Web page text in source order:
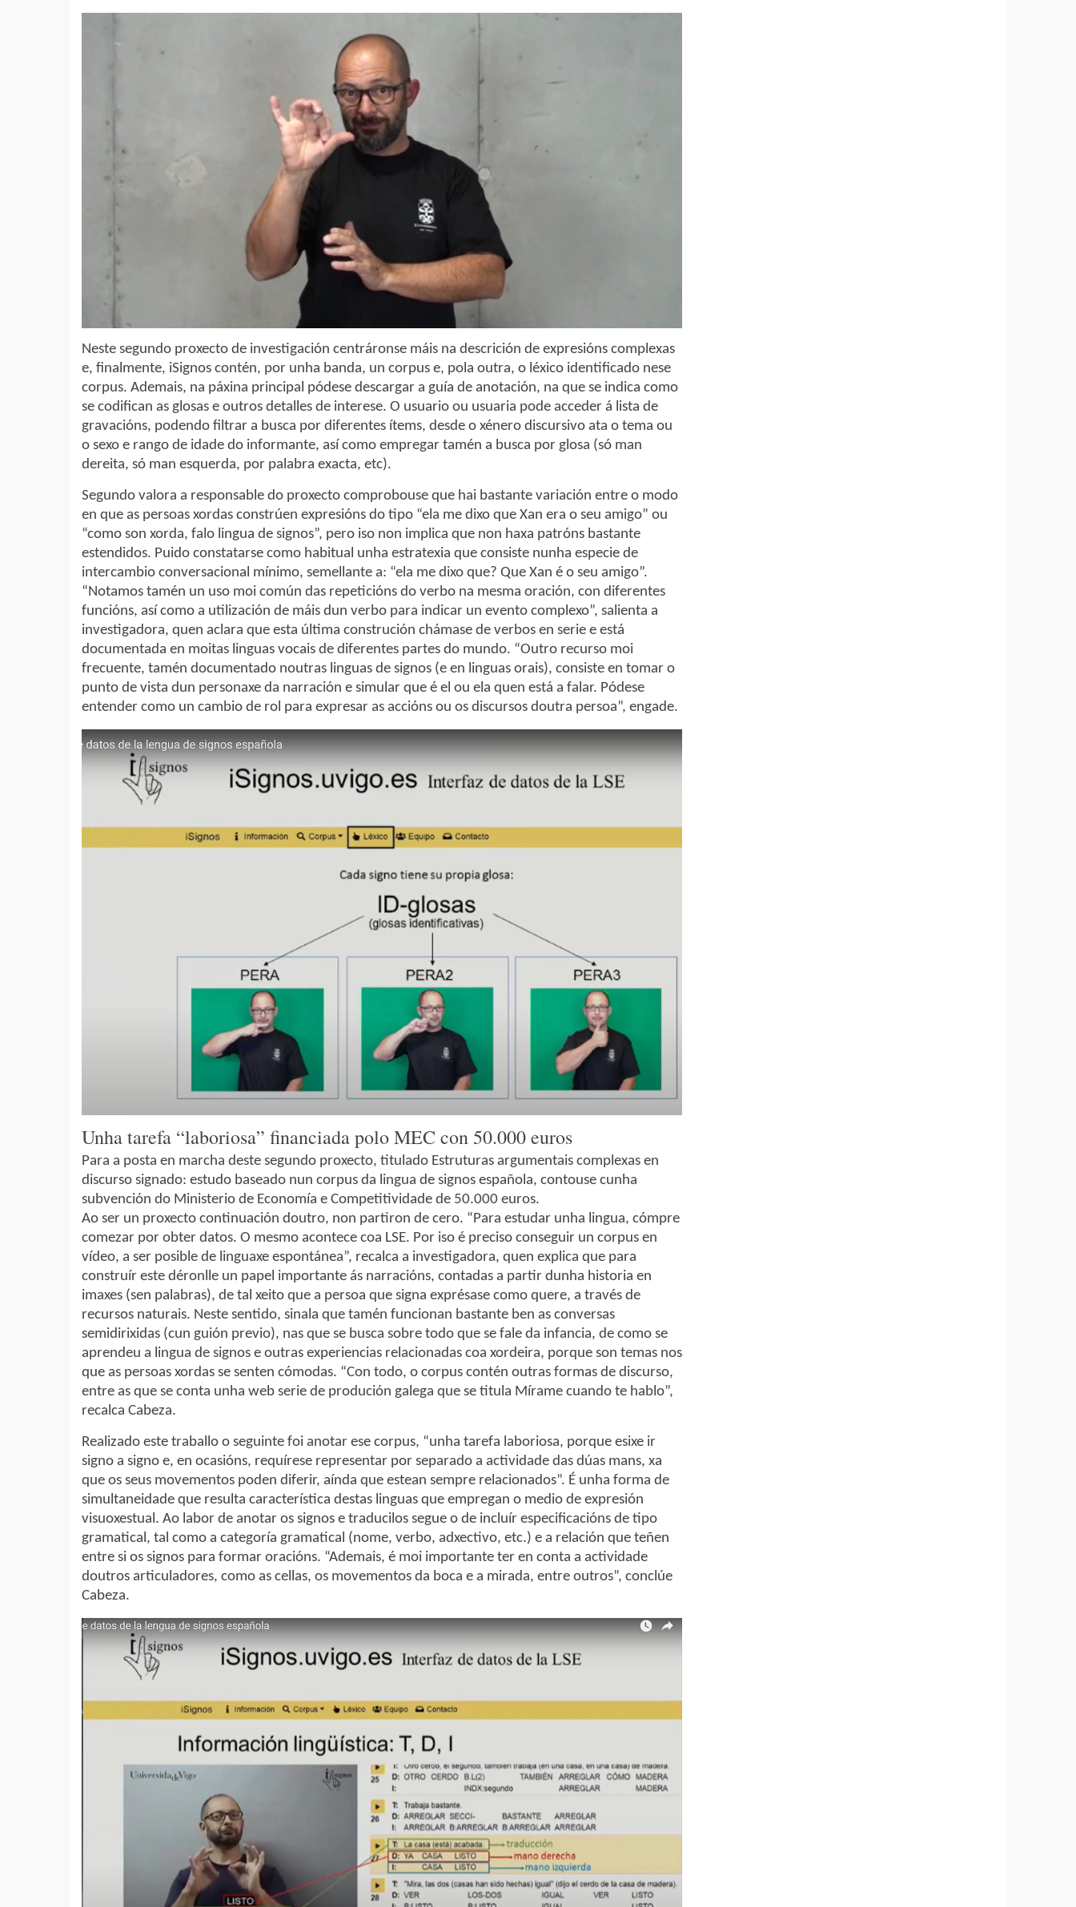
Neste segundo proxecto de investigación centráronse máis na descrición de expresións complexas
e, finalmente, iSignos contén, por unha banda, un corpus e, pola outra, o léxico identificado nese
corpus. Ademais, na páxina principal pódese descargar a guía de anotación, na que se indica como
se codifican as glosas e outros detalles de interese. O usuario ou usuaria pode acceder á lista de
gravacións, podendo filtrar a busca por diferentes ítems, desde o xénero discursivo ata o tema ou
o sexo e rango de idade do informante, así como empregar tamén a busca por glosa (só man
dereita, só man esquerda, por palabra exacta, etc).
Segundo valora a responsable do proxecto comprobouse que hai bastante variación entre o modo
en que as persoas xordas constrúen expresións do tipo “ela me dixo que Xan era o seu amigo” ou
“como son xorda, falo lingua de signos”, pero iso non implica que non haxa patróns bastante
estendidos. Puido constatarse como habitual unha estratexia que consiste nunha especie de
intercambio conversacional mínimo, semellante a: “ela me dixo que? Que Xan é o seu amigo”.
“Notamos tamén un uso moi común das repeticións do verbo na mesma oración, con diferentes
funcións, así como a utilización de máis dun verbo para indicar un evento complexo”, salienta a
investigadora, quen aclara que esta última construción chámase de verbos en serie e está
documentada en moitas linguas vocais de diferentes partes do mundo. “Outro recurso moi
frecuente, tamén documentado noutras linguas de signos (e en linguas orais), consiste en tomar o
punto de vista dun personaxe da narración e simular que é el ou ela quen está a falar. Pódese
entender como un cambio de rol para expresar as accións ou os discursos doutra persoa”, engade.
Unha tarefa “laboriosa” financiada polo MEC con 50.000 euros
Para a posta en marcha deste segundo proxecto, titulado Estruturas argumentais complexas en
discurso signado: estudo baseado nun corpus da lingua de signos española, contouse cunha
subvención do Ministerio de Economía e Competitividade de 50.000 euros.
Ao ser un proxecto continuación doutro, non partiron de cero. “Para estudar unha lingua, cómpre
comezar por obter datos. O mesmo acontece coa LSE. Por iso é preciso conseguir un corpus en
vídeo, a ser posible de linguaxe espontánea”, recalca a investigadora, quen explica que para
construír este déronlle un papel importante ás narracións, contadas a partir dunha historia en
imaxes (sen palabras), de tal xeito que a persoa que signa exprésase como quere, a través de
recursos naturais. Neste sentido, sinala que tamén funcionan bastante ben as conversas
semidirixidas (cun guión previo), nas que se busca sobre todo que se fale da infancia, de como se
aprendeu a lingua de signos e outras experiencias relacionadas coa xordeira, porque son temas nos
que as persoas xordas se senten cómodas. “Con todo, o corpus contén outras formas de discurso,
entre as que se conta unha web serie de produción galega que se titula Mírame cuando te hablo”,
recalca Cabeza.
Realizado este traballo o seguinte foi anotar ese corpus, “unha tarefa laboriosa, porque esixe ir
signo a signo e, en ocasións, requírese representar por separado a actividade das dúas mans, xa
que os seus movementos poden diferir, aínda que estean sempre relacionados”. É unha forma de
simultaneidade que resulta característica destas linguas que empregan o medio de expresión
visuoxestual. Ao labor de anotar os signos e traducilos segue o de incluír especificacións de tipo
gramatical, tal como a categoría gramatical (nome, verbo, adxectivo, etc.) e a relación que teñen
entre si os signos para formar oracións. “Ademais, é moi importante ter en conta a actividade
doutros articuladores, como as cellas, os movementos da boca e a mirada, entre outros”, conclúe
Cabeza.